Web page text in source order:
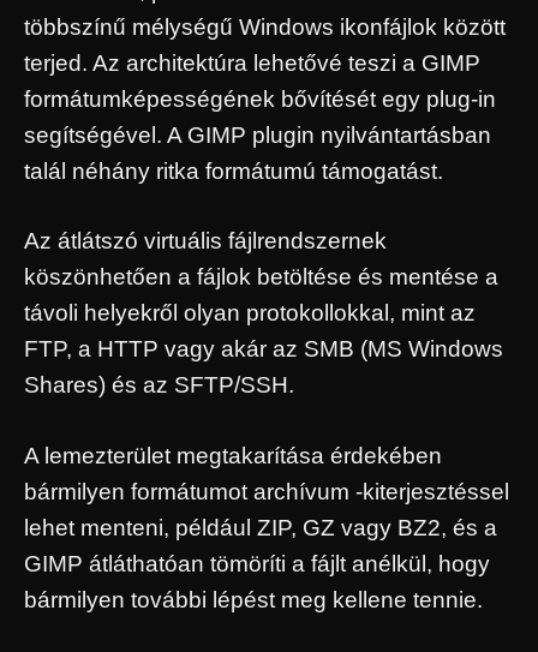
többszínű mélységű Windows ikonfájlok között
terjed. Az architektúra lehetővé teszi a GIMP
formátumképességének bővítését egy plug-in
segítségével. A GIMP plugin nyilvántartásban
talál néhány ritka formátumú támogatást.
Az átlátszó virtuális fájlrendszernek
köszönhetően a fájlok betöltése és mentése a
távoli helyekről olyan protokollokkal, mint az
FTP, a HTTP vagy akár az SMB (MS Windows
Shares) és az SFTP/SSH.
A lemezterület megtakarítása érdekében
bármilyen formátumot archívum -kiterjesztéssel
lehet menteni, például ZIP, GZ vagy BZ2, és a
GIMP átláthatóan tömöríti a fájlt anélkül, hogy
bármilyen további lépést meg kellene tennie.